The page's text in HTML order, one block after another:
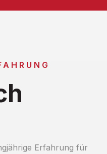
Erfahrung für